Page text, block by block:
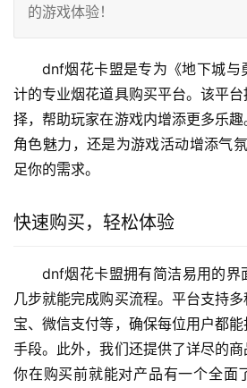
的游戏体验！
dnf烟花卡盟是专为《地下城与
计的专业烟花道具购买平台。该平
择，帮助玩家在游戏内增添更多乐
角色魅力，还是为游戏活动增添气
足你的需求。
快速购买，轻松体验
dnf烟花卡盟拥有简洁易用的界
几步就能完成购买流程。平台支持
宝、微信支付等，确保每位用户都
手段。此外，我们还提供了详尽的
你在购买前就能对产品有一个全面